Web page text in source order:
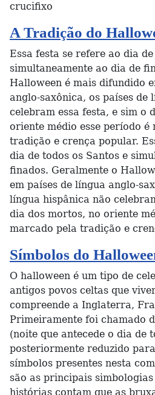
crucifixo
A Tradição do
Essa festa se refere ao dia
simultaneamente ao dia de
Halloween é mais difundido
anglo-saxônica, os países de
celebram essa festa, e sim o
oriente médio esse período é
tradição e crença popular.
dia de todos os Santos e
finados. Geralmente o
em países de língua anglo-
língua hispânica não
dia dos mortos, no oriente
marcado pela tradição e
Símbolos do
O halloween é um tipo de
antigos povos celtas que
compreende a Inglaterra,
Primeiramente foi chamado
(noite que antecede o dia de
posteriormente reduzido
símbolos presentes nesta
são as principais simbologias
histórias contam que as